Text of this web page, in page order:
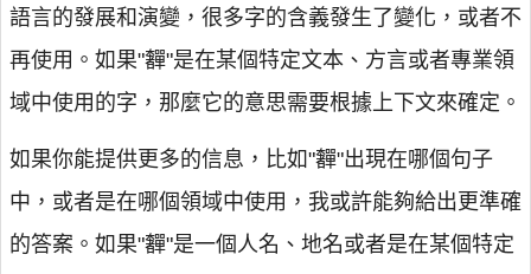
語言的發展和演變，很多字的含義發生了變化，或者不
再使用。如果"奲"是在某個特定文本、方言或者專業領
域中使用的字，那麼它的意思需要根據上下文來確定。
如果你能提供更多的信息，比如"奲"出現在哪個句子
中，或者是在哪個領域中使用，我或許能夠給出更準確
的答案。如果"奲"是一個人名、地名或者是在某個特定